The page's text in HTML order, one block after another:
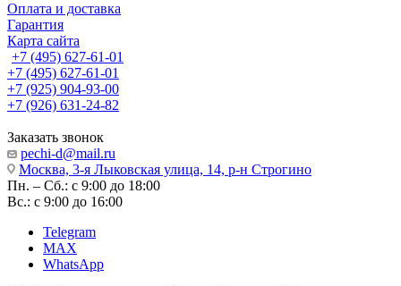
Оплата и доставка
Гарантия
Карта сайта
+7 (495) 627-61-01
+7 (495) 627-61-01
+7 (925) 904-93-00
+7 (926) 631-24-82
Заказать звонок
pechi-d@mail.ru
Москва, 3-я Лыковская улица, 14, р-н Строгино
Пн. – Сб.: с 9:00 до 18:00
Вс.: с 9:00 до 16:00
Telegram
MAX
WhatsApp